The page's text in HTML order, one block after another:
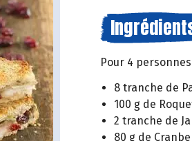
Pour 4 personnes
8 tranche de
100 g de
2 tranche de
80 g de